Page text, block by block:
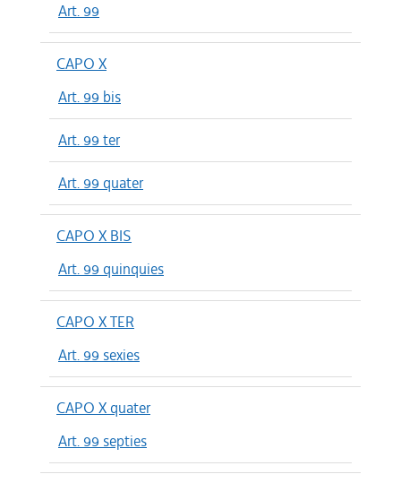
Art. 99
CAPO X
Art. 99 bis
Art. 99 ter
Art. 99 quater
CAPO X BIS
Art. 99 quinquies
CAPO X TER
Art. 99 sexies
CAPO X quater
Art. 99 septies